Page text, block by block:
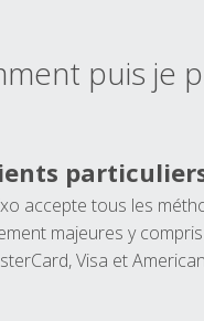
puis je
accepte tous les
majeures y compris
Visa et